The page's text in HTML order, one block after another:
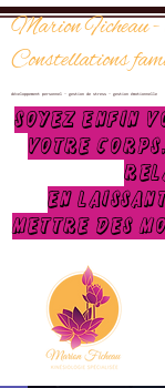
Marion Ficheau -
Constellations
développement personnel - gestion de stress - gestion émotionnelle
Soyez enfin
votre
EN
METTRE DES